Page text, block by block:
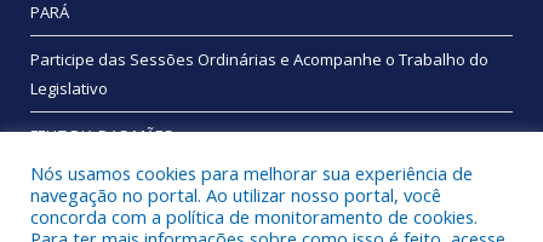
PARÁ
Participe das Sessões Ordinárias e Acompanhe o Trabalho do
Legislativo
FELIZ DIA DAS MÃES
Nós usamos cookies para melhorar sua experiência de
navegação no portal. Ao utilizar nosso portal, você
concorda com a política de monitoramento de cookies.